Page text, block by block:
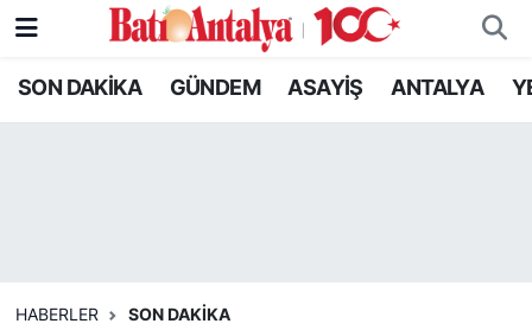
SON DAKİKA GÜNDEM ASAYİŞ ANTALYA
HABERLER SON DAKIKA
SON DAKİKA
Nöbetçi Eczaneler